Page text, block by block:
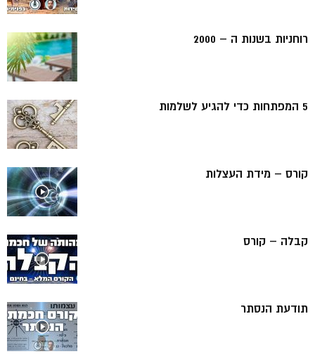
רוחניות בשנות ה – 2000
5 המפתחות כדי להגיע לשלמות
קורס – מידת העצלות
קבלה – קורס
תודעת הנסתר